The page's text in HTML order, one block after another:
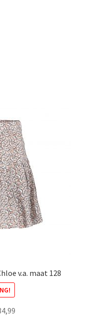
v.a. maat 128